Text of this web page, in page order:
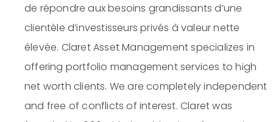
de répondre aux besoins grandissants d’une
clientèle d’investisseurs privés à valeur nette
élevée. Claret Asset Management specializes in
offering portfolio management services to high
net worth clients. We are completely independent
and free of conflicts of interest. Claret was